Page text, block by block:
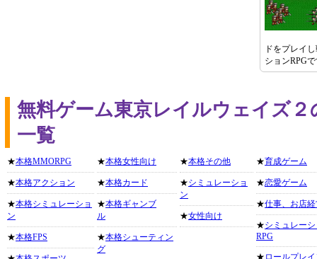
ドをプレイ
ションRPG
無料ゲーム東京レイルウェイズ
一覧
★本格MMORPG
★本格アクション
★本格シミュレーショ
ン
★本格FPS
★本格女性向け
★本格カード
★本格ギャンブ
ル
★本格シューティン
グ
★本格その他
★シミュレーショ
ン
★女性向け
★育成ゲーム
★恋愛ゲーム
★仕事、お店
★シミュレー
RPG
★ ロールプレ